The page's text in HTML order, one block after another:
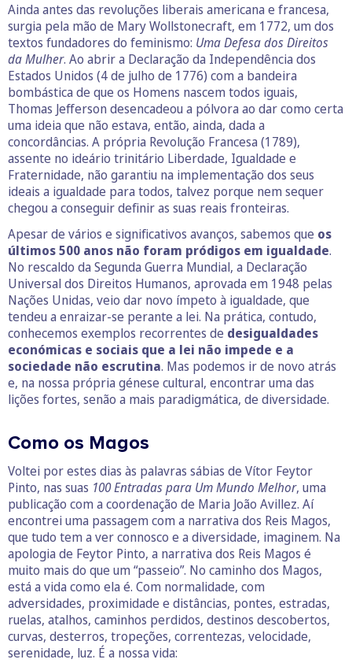
Ainda antes das revoluções liberais americana e francesa,
surgia pela mão de Mary Wollstonecraft, em 1772, um dos
textos fundadores do feminismo: Uma Defesa dos Direitos
da Mulher. Ao abrir a Declaração da Independência dos
Estados Unidos (4 de julho de 1776) com a bandeira
bombástica de que os Homens nascem todos iguais,
Thomas Jefferson desencadeou a pólvora ao dar como certa
uma ideia que não estava, então, ainda, dada a
concordâncias. A própria Revolução Francesa (1789),
assente no ideário trinitário Liberdade, Igualdade e
Fraternidade, não garantiu na implementação dos seus
ideais a igualdade para todos, talvez porque nem sequer
chegou a conseguir definir as suas reais fronteiras.
Apesar de vários e significativos avanços, sabemos que os
últimos 500 anos não foram pródigos em igualdade.
No rescaldo da Segunda Guerra Mundial, a Declaração
Universal dos Direitos Humanos, aprovada em 1948 pelas
Nações Unidas, veio dar novo ímpeto à igualdade, que
tendeu a enraizar-se perante a lei. Na prática, contudo,
conhecemos exemplos recorrentes de desigualdades
económicas e sociais que a lei não impede e a
sociedade não escrutina. Mas podemos ir de novo atrás
e, na nossa própria génese cultural, encontrar uma das
lições fortes, senão a mais paradigmática, de diversidade.
Como os Magos
Voltei por estes dias às palavras sábias de Vítor Feytor
Pinto, nas suas 100 Entradas para Um Mundo Melhor, uma
publicação com a coordenação de Maria João Avillez. Aí
encontrei uma passagem com a narrativa dos Reis Magos,
que tudo tem a ver connosco e a diversidade, imaginem. Na
apologia de Feytor Pinto, a narrativa dos Reis Magos é
muito mais do que um “passeio”. No caminho dos Magos,
está a vida como ela é. Com normalidade, com
adversidades, proximidade e distâncias, pontes, estradas,
ruelas, atalhos, caminhos perdidos, destinos descobertos,
curvas, desterros, tropeções, correntezas, velocidade,
serenidade, luz. É a nossa vida: